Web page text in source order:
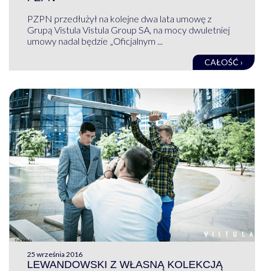
PZPN przedłużył na kolejne dwa lata umowę z
Grupą Vistula Vistula Group SA, na mocy dwuletniej
umowy nadal będzie „Oficjalnym ...
CAŁOŚĆ ›
25 września 2016
LEWANDOWSKI Z WŁASNĄ KOLEKCJĄ